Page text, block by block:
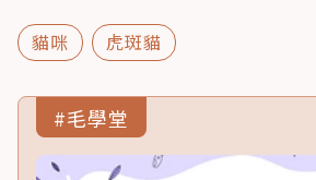
貓咪 虎斑貓
#毛學堂